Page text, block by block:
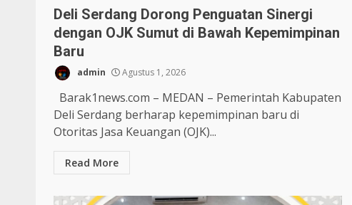
Deli Serdang Dorong Penguatan Sinergi
dengan OJK Sumut di Bawah Kepemimpinan
Baru
admin Agustus 1, 2026
Barak1news.com – MEDAN – Pemerintah Kabupaten
Deli Serdang berharap kepemimpinan baru di
Otoritas Jasa Keuangan (OJK)...
Read More